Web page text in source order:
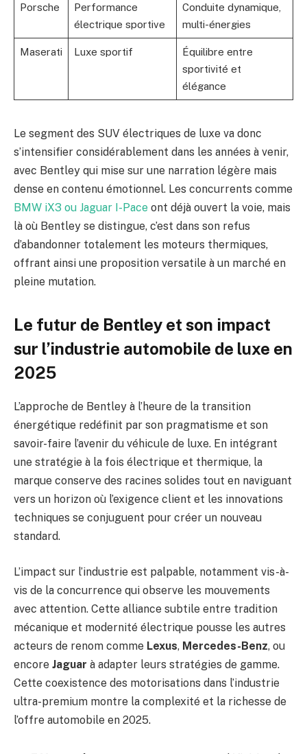
Porsche
Performance
électrique sportive
Conduite dynamique,
multi-énergies
Maserati Luxe sportif
Équilibre entre
sportivité et
élégance
Le segment des SUV électriques de luxe va donc
s’intensifier considérablement dans les années à venir,
avec Bentley qui mise sur une narration légère mais
dense en contenu émotionnel. Les concurrents comme
BMW iX3 ou Jaguar I-Pace ont déjà ouvert la voie, mais
là où Bentley se distingue, c’est dans son refus
d’abandonner totalement les moteurs thermiques,
offrant ainsi une proposition versatile à un marché en
pleine mutation.
Le futur de Bentley et son impact
sur l’industrie automobile de luxe en
2025
L’approche de Bentley à l’heure de la transition
énergétique redéfinit par son pragmatisme et son
savoir-faire l’avenir du véhicule de luxe. En intégrant
une stratégie à la fois électrique et thermique, la
marque conserve des racines solides tout en naviguant
vers un horizon où l’exigence client et les innovations
techniques se conjuguent pour créer un nouveau
standard.
L’impact sur l’industrie est palpable, notamment vis-à-
vis de la concurrence qui observe les mouvements
avec attention. Cette alliance subtile entre tradition
mécanique et modernité électrique pousse les autres
acteurs de renom comme Lexus, Mercedes-Benz, ou
encore Jaguar à adapter leurs stratégies de gamme.
Cette coexistence des motorisations dans l’industrie
ultra-premium montre la complexité et la richesse de
l’offre automobile en 2025.